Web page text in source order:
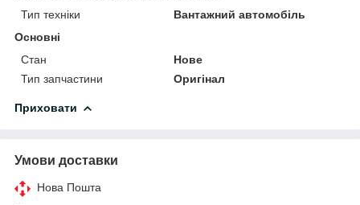
Тип техніки
Вантажний автомобіль
Основні
Стан
Нове
Тип запчастини
Оригінал
Приховати
Умови доставки
Нова Пошта